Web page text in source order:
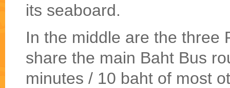
its seaboard.
In the middle are the three
share the main Baht Bus
minutes / 10 baht of most